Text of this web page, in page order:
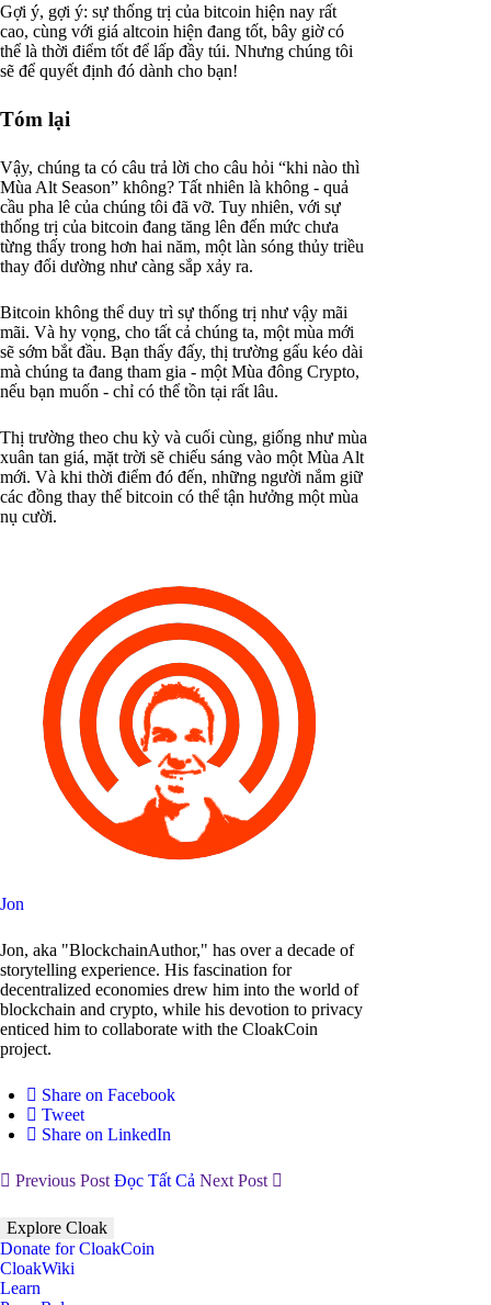
Gợi ý, gợi ý: sự thống trị của bitcoin hiện nay rất
cao, cùng với giá altcoin hiện đang tốt, bây giờ có
thể là thời điểm tốt để lấp đầy túi. Nhưng chúng tôi
sẽ để quyết định đó dành cho bạn!
Tóm lại
Vậy, chúng ta có câu trả lời cho câu hỏi “khi nào thì
Mùa Alt Season” không? Tất nhiên là không - quả
cầu pha lê của chúng tôi đã vỡ. Tuy nhiên, với sự
thống trị của bitcoin đang tăng lên đến mức chưa
từng thấy trong hơn hai năm, một làn sóng thủy triều
thay đổi dường như càng sắp xảy ra.
Bitcoin không thể duy trì sự thống trị như vậy mãi
mãi. Và hy vọng, cho tất cả chúng ta, một mùa mới
sẽ sớm bắt đầu. Bạn thấy đấy, thị trường gấu kéo dài
mà chúng ta đang tham gia - một Mùa đông Crypto,
nếu bạn muốn - chỉ có thể tồn tại rất lâu.
Thị trường theo chu kỳ và cuối cùng, giống như mùa
xuân tan giá, mặt trời sẽ chiếu sáng vào một Mùa Alt
mới. Và khi thời điểm đó đến, những người nắm giữ
các đồng thay thế bitcoin có thể tận hưởng một mùa
nụ cười.
Jon
Jon, aka "BlockchainAuthor," has over a decade of
storytelling experience. His fascination for
decentralized economies drew him into the world of
blockchain and crypto, while his devotion to privacy
enticed him to collaborate with the CloakCoin
project.
Share on Facebook
Tweet
Share on LinkedIn
Previous Post Đọc Tất Cả Next Post
Explore Cloak
Donate for CloakCoin
CloakWiki
Learn